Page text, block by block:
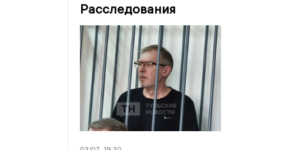
Расследования